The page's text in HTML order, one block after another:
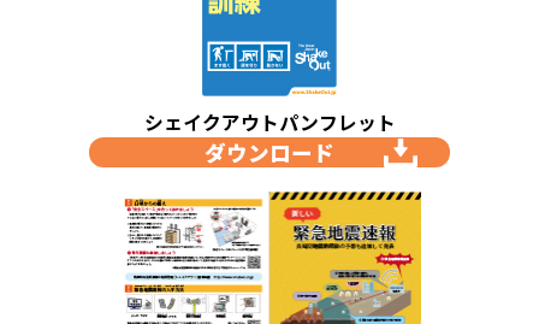
シェイクアウトパンフレット
ダウンロード